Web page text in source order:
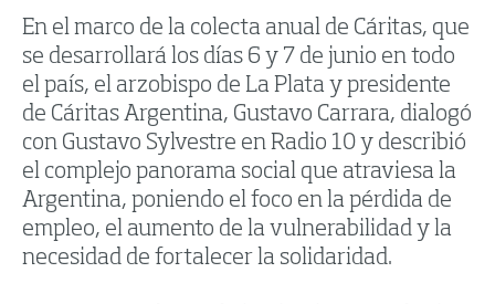
En el marco de la colecta anual de Cáritas, que
se desarrollará los días 6 y 7 de junio en todo
el país, el arzobispo de La Plata y presidente
de Cáritas Argentina, Gustavo Carrara, dialogó
con Gustavo Sylvestre en Radio 10 y describió
el complejo panorama social que atraviesa la
Argentina, poniendo el foco en la pérdida de
empleo, el aumento de la vulnerabilidad y la
necesidad de fortalecer la solidaridad.